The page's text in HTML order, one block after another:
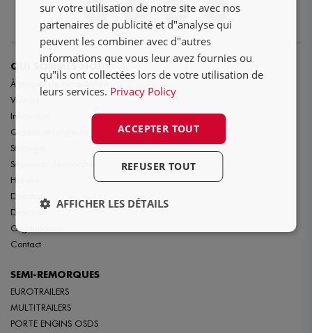
QUI SOMMES NOUS
À propos de Nooteboom
Valeurs
Innovation
Qualité et longévité
Stratégie
Segments de marché
Histoire
Direction
Direction
Organisation
Contact
SEMI-REMORQUES
EUROTRAILERS
MULTITRAILERS
PORTE ENGINS OSDS
sur votre utilisation de notre site avec nos
partenaires de publicité et d"analyse qui
peuvent les combiner avec d"autres
informations que vous leur avez fournies ou
qu"ils ont collectées lors de votre utilisation de
leurs services. Privacy Policy
ACCEPTER TOUT
REFUSER TOUT
AFFICHER LES DÉTAILS